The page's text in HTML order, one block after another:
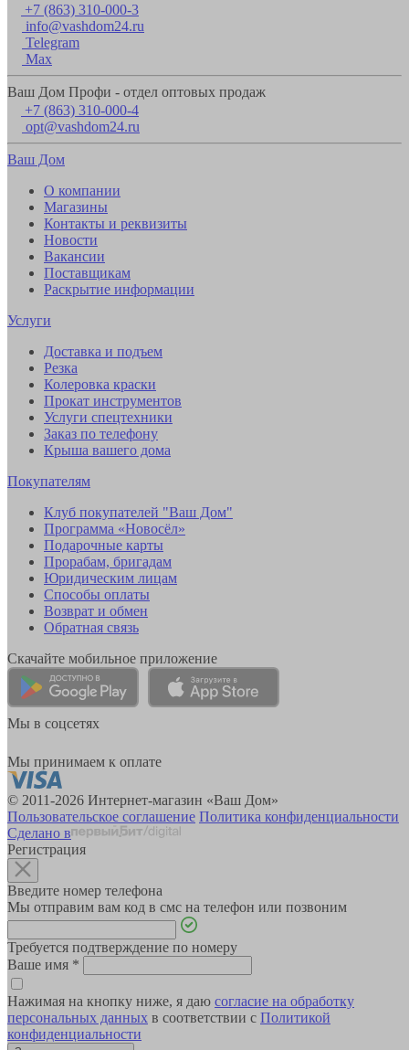
+7 (863) 310-000-3
info@vashdom24.ru
Telegram
Max
Ваш Дом Профи - отдел оптовых продаж
+7 (863) 310-000-4
opt@vashdom24.ru
Ваш Дом
О компании
Магазины
Контакты и реквизиты
Новости
Вакансии
Поставщикам
Раскрытие информации
Услуги
Доставка и подъем
Резка
Колеровка краски
Прокат инструментов
Услуги спецтехники
Заказ по телефону
Крыша вашего дома
Покупателям
Клуб покупателей "Ваш Дом"
Программа «Новосёл»
Подарочные карты
Прорабам, бригадам
Юридическим лицам
Способы оплаты
Возврат и обмен
Обратная связь
Скачайте мобильное приложение
Мы в соцсетях
Мы принимаем к оплате
© 2011-2026 Интернет-магазин «Ваш Дом»
Пользовательское соглашение Политика конфиденциальности
Сделано в
Регистрация
Введите номер телефона
Мы отправим вам код в смс на телефон или позвоним
Требуется подтверждение по номеру
Ваше имя *
Нажимая на кнопку ниже, я даю согласие на обработку
персональных данных в соответствии с Политикой
конфиденциальности